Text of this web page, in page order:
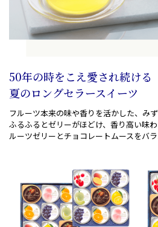
50年の時をこえ愛され続ける
夏のロングセラースイーツ
フルーツ本来の味や香りを活かした、みず
ふるふるとゼリーがほどけ、香り高い味
ルーツゼリーとチョコレートムースをバ